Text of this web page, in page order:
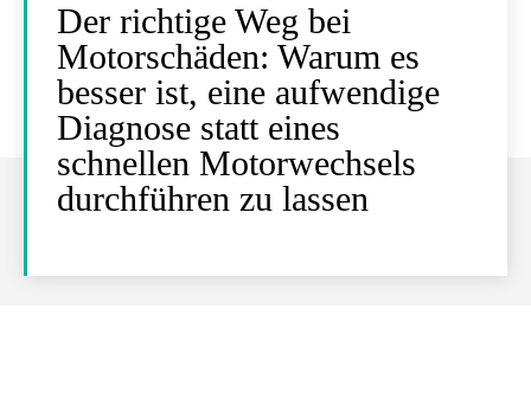
Der richtige Weg bei
Motorschäden: Warum es
besser ist, eine aufwendige
Diagnose statt eines
schnellen Motorwechsels
durchführen zu lassen